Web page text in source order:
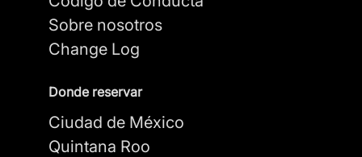
Sobre nosotros
Change Log
Donde reservar
Ciudad de México
Quintana Roo